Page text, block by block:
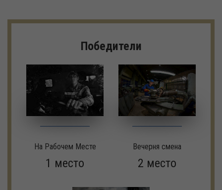
Победители
На Рабочем Месте
1 место
Вечерня смена
2 место